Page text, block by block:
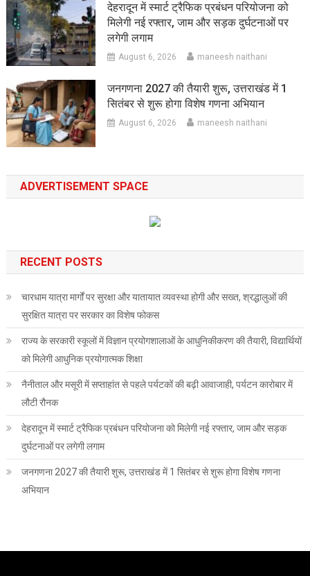
देहरादून में स्मार्ट ट्रैफिक प्रबंधन परियोजना को
मिलेगी नई रफ्तार, जाम और सड़क दुर्घटनाओं पर
लगेगी लगाम
August 6, 2026 maneesh naithani
जनगणना 2027 की तैयारी शुरू, उत्तराखंड में 1
सितंबर से शुरू होगा विशेष गणना अभियान
August 6, 2026 maneesh naithani
ADVERTISEMENT SPACE
RECENT POSTS
चारधाम यात्रा मार्गों पर सुरक्षा और यातायात व्यवस्था होगी और सख्त, श्रद्धालुओं की
सुरक्षित यात्रा पर सरकार का विशेष फोकस
राज्य के सरकारी स्कूलों में विज्ञान प्रयोगशालाओं के आधुनिकीकरण की तैयारी, विद्यार्थियों
को मिलेगी आधुनिक प्रयोगात्मक शिक्षा
नैनीताल और मसूरी में सप्ताहांत से पहले पर्यटकों की बढ़ी आवाजाही, पर्यटन कारोबार में
लौटी रौनक
देहरादून में स्मार्ट ट्रैफिक प्रबंधन परियोजना को मिलेगी नई रफ्तार, जाम और सड़क
दुर्घटनाओं पर लगेगी लगाम
जनगणना 2027 की तैयारी शुरू, उत्तराखंड में 1 सितंबर से शुरू होगा विशेष गणना
अभियान